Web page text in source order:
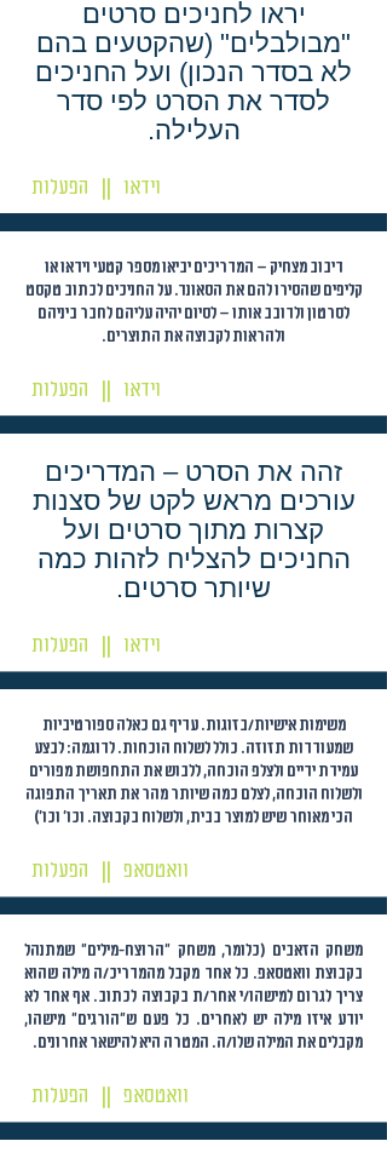
יראו לחניכים סרטים
"מבולבלים" (שהקטעים בהם
לא בסדר הנכון) ועל החניכים
לסדר את הסרט לפי סדר
העלילה.
הפעלות וידאו
דיבוב מצחיק – המדריכים יביאו מספר קטעי וידאו או
קליפים שהסירו להם את הסאונד. על החניכים לכתוב טקסט
לסרטון ולדובב אותו – לסיום יהיה עליהם לחבר ביניהם
ולהראות לקבוצה את התוצרים.
הפעלות וידאו
זהה את הסרט – המדריכים
עורכים מראש לקט של סצנות
קצרות מתוך סרטים ועל
החניכים להצליח לזהות כמה
שיותר סרטים.
הפעלות וידאו
משימות אישיות/בזוגות. עדיף גם כאלה ספורטיביות
שמעודדות תזוזה. כולל לשלוח הוכחות. לדוגמה: לבצע
עמידת ידיים ולצלפ הוכחה, ללבוש את התחפושת מפורים
ולשלוח הוכחה, לצלם כמה שיותר מהר את תאריך התפוגה
הכי מאוחר שיש למוצר בבית, ולשלוח בקבוצה. וכו' וכו')
הפעלות וואטסאפ
משחק הזאבים (כלומר, משחק "הרוצח-מילים" שמתנהל
בקבוצת וואטסאפ. כל אחד מקבל מהמדריכ/ה מילה שהוא
צריך לגרום למישהו/י אחר/ת בקבוצה לכתוב. אף אחד לא
יודע איזו מילה יש לאחרים. כל פעם ש"הורגים" מישהו,
מקבלים את המילה שלו/ה. המטרה היא להישאר אחרונים.
הפעלות וואטסאפ